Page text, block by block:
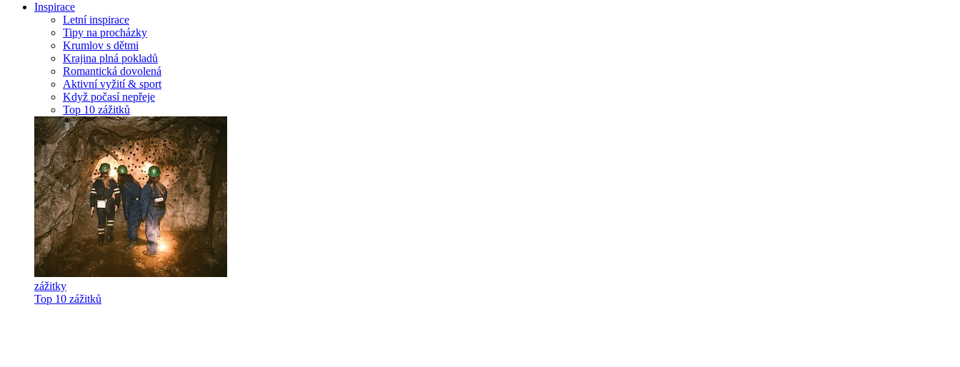
Inspirace
Letní inspirace
Tipy na procházky
Krumlov s dětmi
Krajina plná pokladů
Romantická dovolená
Aktivní vyžití & sport
Když počasí nepřeje
Top 10 zážitků
zážitky
Top 10 zážitků